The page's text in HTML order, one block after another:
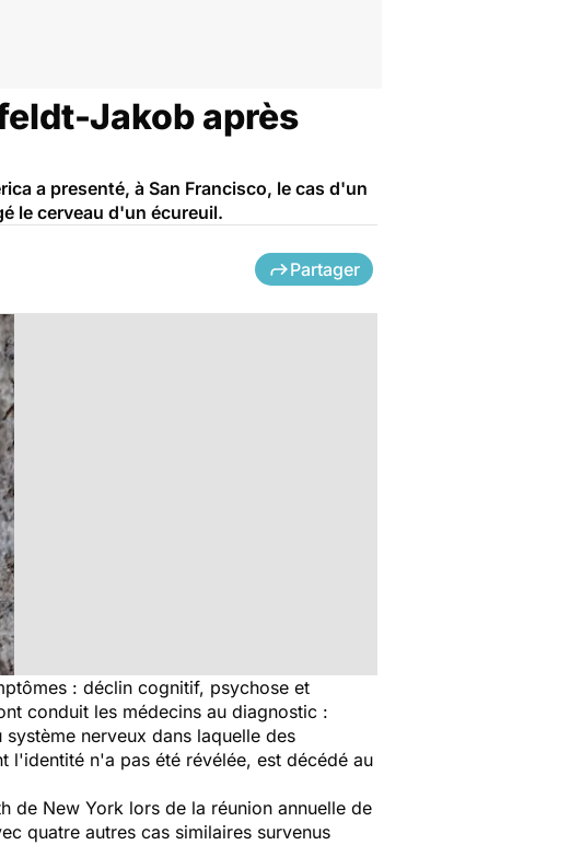
Jakob après
a presenté, à San Francisco, le cas d'un
le cerveau d'un écureuil.
Partager
: déclin cognitif, psychose et
conduit les médecins au diagnostic :
nerveux dans laquelle des
l'identité n'a pas été révélée, est décédé au
de New York lors de la réunion annuelle de
quatre autres cas similaires survenus